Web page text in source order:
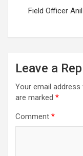
Field Officer
Leave a
Your email address
are marked *
Comment *